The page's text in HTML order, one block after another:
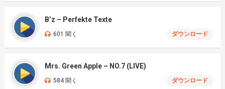
B’z – Perfekte Texte
601 聞く ダウンロード
Mrs. Green Apple – NO.7 (LIVE)
584 聞く ダウンロード